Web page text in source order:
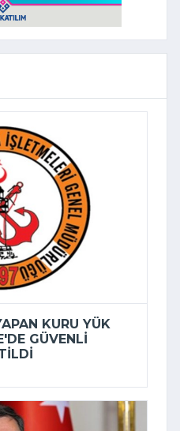
KURU YÜK
GÜVENLI